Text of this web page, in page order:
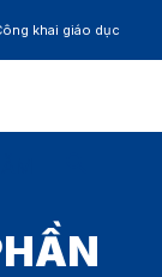
khai giáo dục